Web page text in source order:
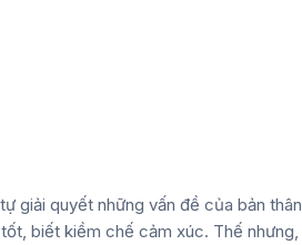
giải quyết những vấn đề của bản thân
biết kiềm chế cảm xúc. Thế nhưng,